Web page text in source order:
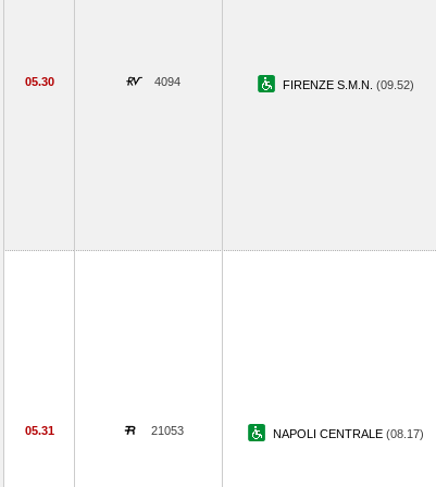
05.30 4094 FIRENZE S.M.N. (09.52)
05.31 21053 NAPOLI CENTRALE (08.17)